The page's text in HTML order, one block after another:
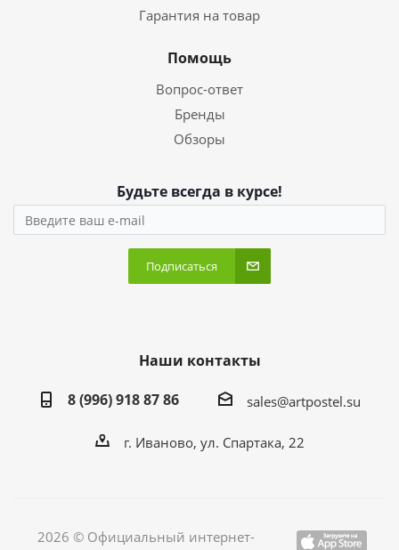
Гарантия на товар
Помощь
Вопрос-ответ
Бренды
Обзоры
Будьте всегда в курсе!
Подписаться
Наши контакты
8 (996) 918 87 86
sales@artpostel.su
г. Иваново, ул. Спартака, 22
2026 © Официальный интернет-